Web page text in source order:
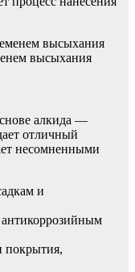
высыхания
алкида —
отличный
несомненными
и
покрытия,